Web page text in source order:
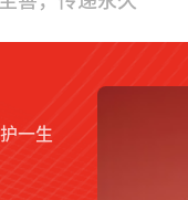
一生